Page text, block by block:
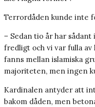
Terrordåden kunde inte
– Sedan tio år har
fredligt och vi var fulla av
fanns mellan islamiska
majoriteten, men ingen
Kardinalen antyder att
bakom dåden, men